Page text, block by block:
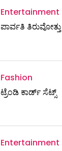
Entertainment
ಪಾರ್ವತಿ
Fashion
ಟ್ರೆಂಡಿ ಕಾರ್ಡ್‌ ಸೆಟ್ಸ್
Entertainment